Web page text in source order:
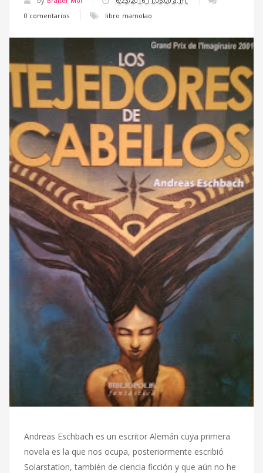
0 comentarios
libro mamolao
Andreas Eschbach es un escritor Alemán cuya primera
novela es la que nos ocupa, posteriormente escribió
Solarstation, también de ciencia ficción y que aún no he